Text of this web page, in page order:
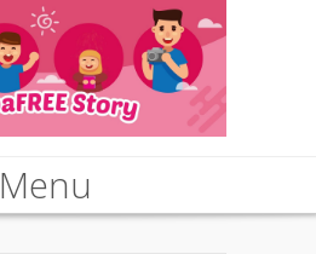
Menu